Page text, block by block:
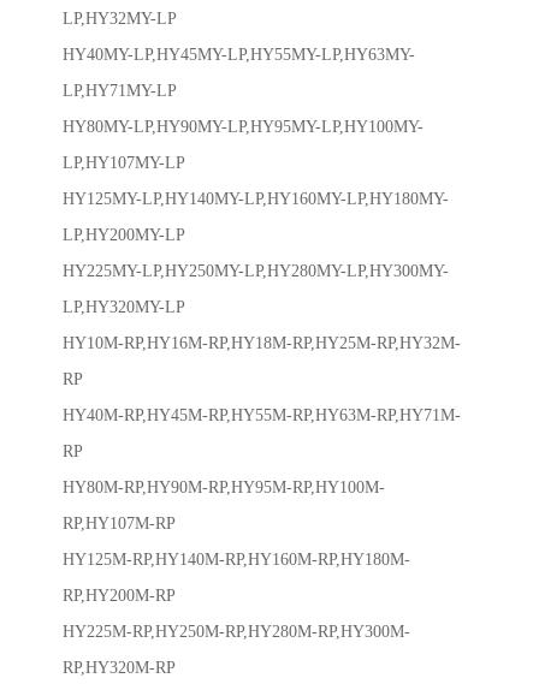
LP,HY32MY-LP
HY40MY-LP,HY45MY-LP,HY55MY-LP,HY63MY-
LP,HY71MY-LP
HY80MY-LP,HY90MY-LP,HY95MY-LP,HY100MY-
LP,HY107MY-LP
HY125MY-LP,HY140MY-LP,HY160MY-LP,HY180MY-
LP,HY200MY-LP
HY225MY-LP,HY250MY-LP,HY280MY-LP,HY300MY-
LP,HY320MY-LP
HY10M-RP,HY16M-RP,HY18M-RP,HY25M-RP,HY32M-
RP
HY40M-RP,HY45M-RP,HY55M-RP,HY63M-RP,HY71M-
RP
HY80M-RP,HY90M-RP,HY95M-RP,HY100M-
RP,HY107M-RP
HY125M-RP,HY140M-RP,HY160M-RP,HY180M-
RP,HY200M-RP
HY225M-RP,HY250M-RP,HY280M-RP,HY300M-
RP,HY320M-RP